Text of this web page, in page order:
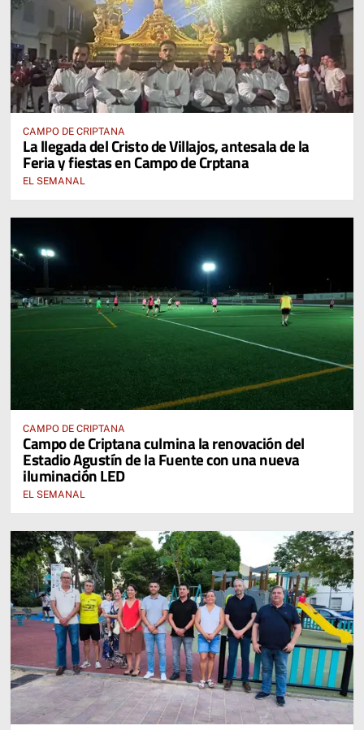
CAMPO DE CRIPTANA
La llegada del Cristo de Villajos, antesala de la
Feria y fiestas en Campo de Crptana
EL SEMANAL
CAMPO DE CRIPTANA
Campo de Criptana culmina la renovación del
Estadio Agustín de la Fuente con una nueva
iluminación LED
EL SEMANAL